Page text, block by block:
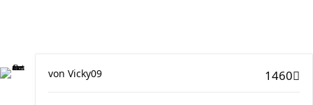
1460
von Vicky09